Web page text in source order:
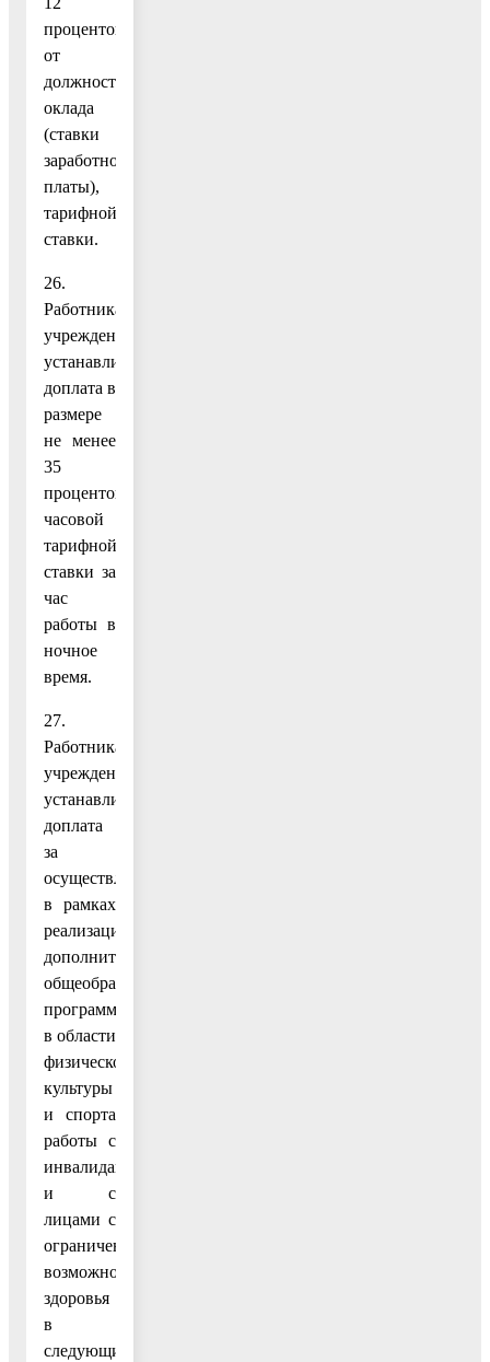
процентов
от
должностного
оклада
(ставки
заработной
платы),
тарифной
ставки.
26.
Работникам
учреждений
устанавливается
доплата в
размере
не менее
35
процентов
часовой
тарифной
ставки за
час
работы в
ночное
время.
27.
Работникам
учреждений
устанавливается
доплата
за
осуществление
в рамках
реализации
дополнительных
общеобразовательных
программ
в области
физической
культуры
и спорта
работы с
инвалидами
и с
лицами с
ограниченными
возможностями
здоровья
в
следующих